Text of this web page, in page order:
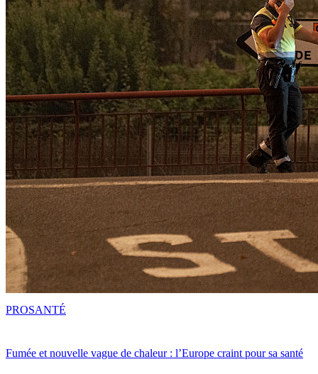
Fumée et nouvelle vague de chaleur : l’Europe craint pour sa santé
PROSANTÉ